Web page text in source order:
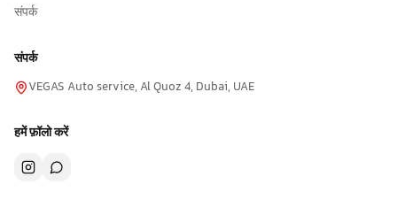
संपर्क
संपर्क
VEGAS Auto service, Al Quoz 4, Dubai, UAE
हमें फ़ॉलो करें